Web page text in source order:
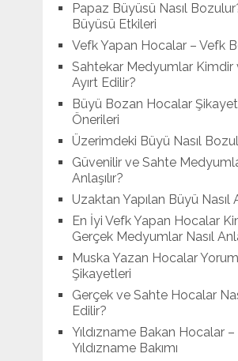
Papaz Büyüsü Nasıl
Büyüsü Etkileri
Vefk Yapan Hocalar – Vefk
Sahtekar Medyumlar Kimdir
Ayırt Edilir?
Büyü Bozan Hocalar
Önerileri
Üzerimdeki Büyü Nasıl
Güvenilir ve Sahte
Anlaşılır?
Uzaktan Yapılan Büyü Nasıl
En İyi Vefk Yapan Hocalar
Gerçek Medyumlar Nasıl
Muska Yazan Hocalar
Şikayetleri
Gerçek ve Sahte Hocalar
Edilir?
Yıldızname Bakan Hocalar –
Yıldızname Bakımı